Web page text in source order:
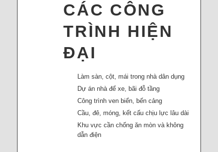
CÁC CÔNG
TRÌNH HIỆN
ĐẠI
Làm sàn, cột, mái trong nhà dân dụng
Dự án nhà để xe, bãi đỗ tầng
Công trình ven biển, bến cảng
Cầu, đê, móng, kết cấu chịu lực lâu dài
Khu vực cần chống ăn mòn và không
dẫn điện